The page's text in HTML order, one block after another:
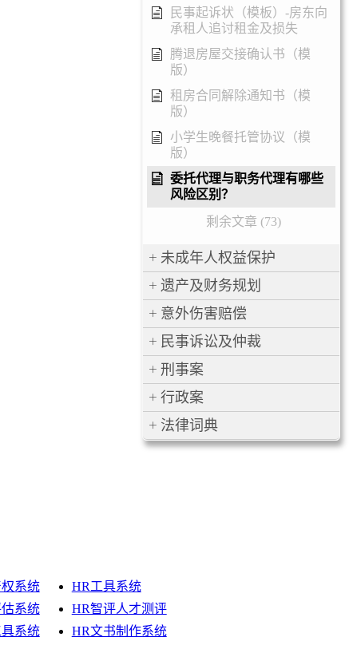
民事起诉状（模板）-房东向
承租人追讨租金及损失
腾退房屋交接确认书（模
版）
租房合同解除通知书（模
版）
小学生晚餐托管协议（模
版）
委托代理与职务代理有哪些
风险区别？
剩余文章 (73)
未成年人权益保护
遗产及财务规划
意外伤害赔偿
民事诉讼及仲裁
刑事案
行政案
法律词典
系统
系统
系统
HR工具系统
HR智评人才测评
HR文书制作系统